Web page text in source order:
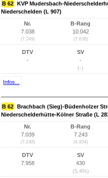
B 62 KVP Mudersbach-
Niederschelden (L 907)
Nr.
7.038
(7.249)
B-Rang
10.042
(7.638)
DTV
-
SV
-
(-)
Infos...
B 62 Brachbach (Sieg)-Büdenholzer
Niederschelderhütte-Kölner Straße (L
Nr.
7.039
(7.248)
B-Rang
7.243
(4.854)
DTV
7.958
SV
430
(5,4%)